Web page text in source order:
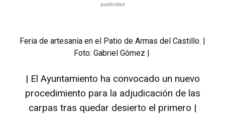
publicidad
Feria de artesanía en el Patio de Armas del Castillo. |
Foto: Gabriel Gómez |
| El Ayuntamiento ha convocado un nuevo
procedimiento para la adjudicación de las
carpas tras quedar desierto el primero |